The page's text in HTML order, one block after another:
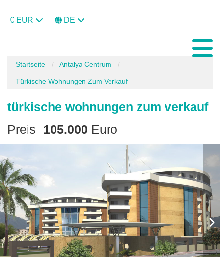
€ EUR DE
Startseite Antalya Centrum
Türkische Wohnungen Zum Verkauf
türkische wohnungen zum verkauf
Preis
105.000 Euro